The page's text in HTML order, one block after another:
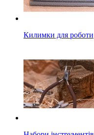
Килимки для роботи